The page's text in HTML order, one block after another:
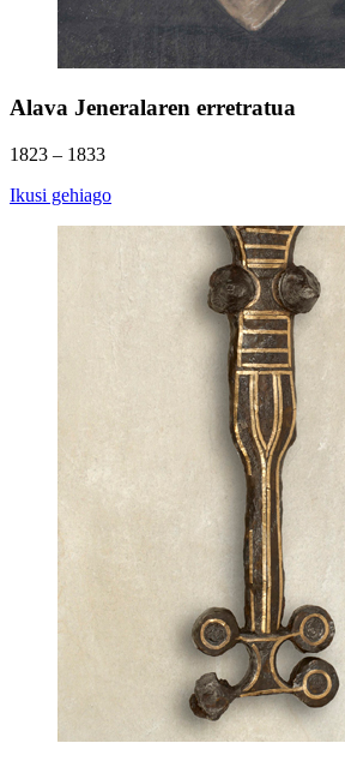
Alava Jeneralaren erretratua
1823 – 1833
Ikusi gehiago